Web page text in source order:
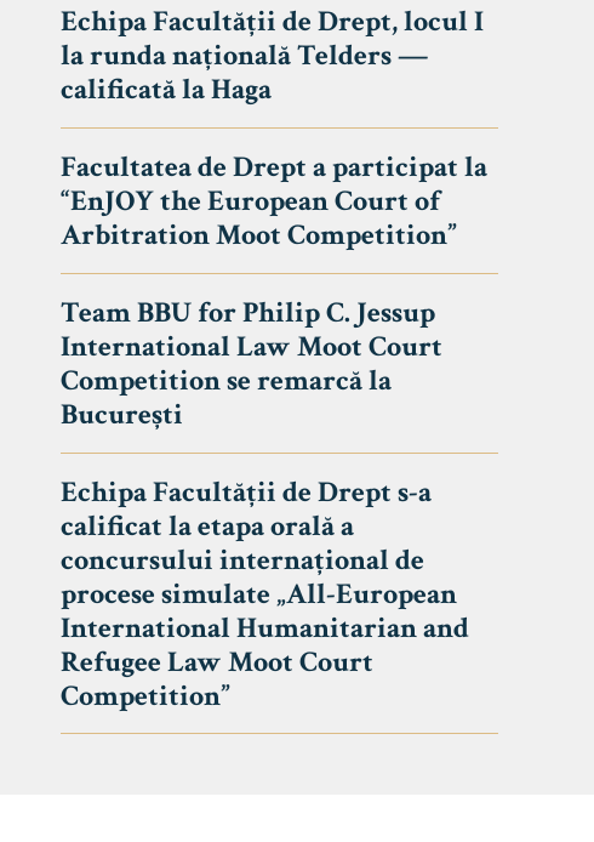
Echipa Facultății de Drept, locul I
la runda națională Telders —
calificată la Haga
Facultatea de Drept a participat la
“EnJOY the European Court of
Arbitration Moot Competition”
Team BBU for Philip C. Jessup
International Law Moot Court
Competition se remarcă la
București
Echipa Facultății de Drept s-a
calificat la etapa orală a
concursului internațional de
procese simulate „All-European
International Humanitarian and
Refugee Law Moot Court
Competition”